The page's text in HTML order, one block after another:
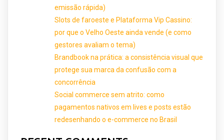
emissão rápida)
Slots de faroeste e Plataforma Vip Cassino:
por que o Velho Oeste ainda vende (e como
gestores avaliam o tema)
Brandbook na prática: a consistência visual que
protege sua marca da confusão com a
concorrência
Social commerce sem atrito: como
pagamentos nativos em lives e posts estão
redesenhando o e-commerce no Brasil